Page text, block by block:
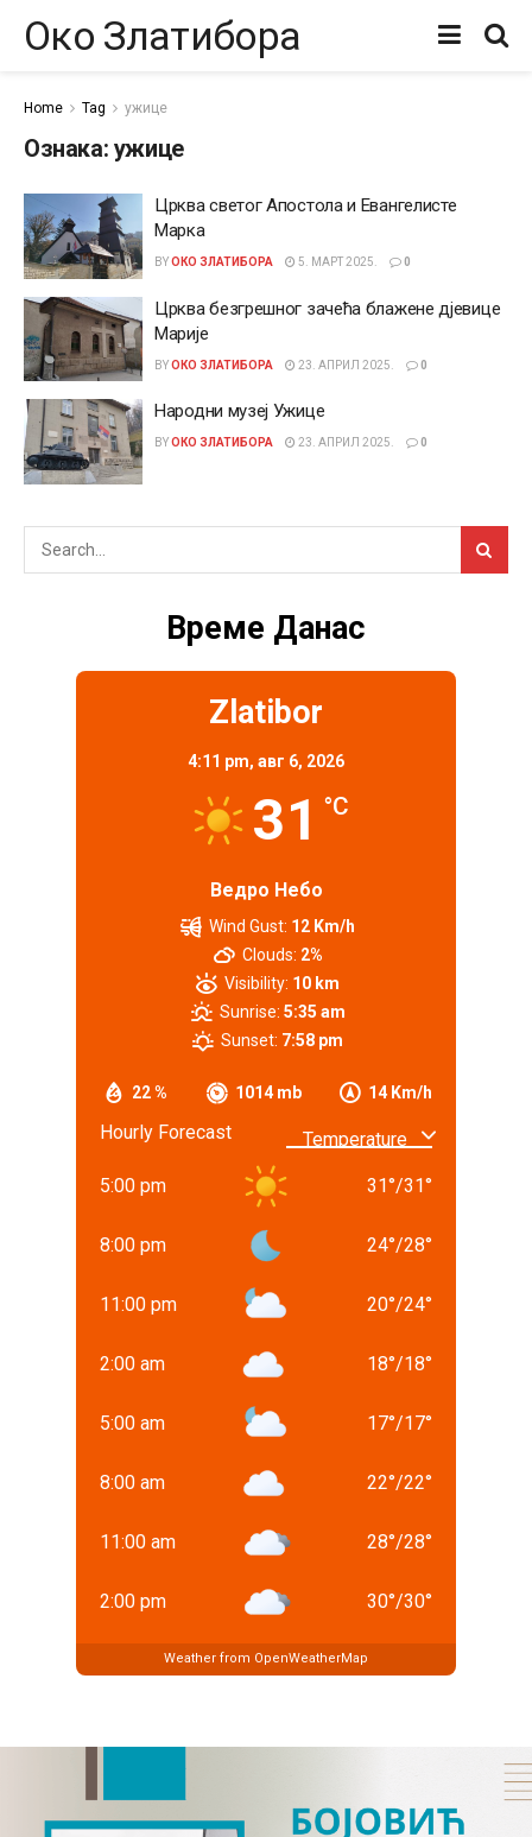
Око Златибора
Home Tag ужице
Ознака: ужице
Црква светог Апостола и Евангелисте
Марка
BYОКО ЗЛАТИБОРА 5. МАРТ 2025. 0
Црква безгрешног зачећа блажене дјевице
Марије
BYОКО ЗЛАТИБОРА 23. АПРИЛ 2025. 0
Народни музеј Ужице
BYОКО ЗЛАТИБОРА 23. АПРИЛ 2025. 0
Време Данас
Zlatibor
4:11 pm, авг 6, 2026
31 °C
Ведро Небо
22 % 1014 mb 14 Km/h
Wind Gust: 12 Km/h
Clouds: 2%
Visibility: 10 km
Sunrise: 5:35 am
Sunset: 7:58 pm
Hourly Forecast
5:00 pm 31°/31°
8:00 pm 24°/28°
11:00 pm 20°/24°
2:00 am 18°/18°
5:00 am 17°/17°
8:00 am 22°/22°
11:00 am 28°/28°
2:00 pm 30°/30°
Weather from OpenWeatherMap